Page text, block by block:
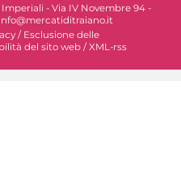
- Via IV Novembre 94 -
info@mercatiditraiano.it
/ Esclusione delle
del sito web /XML-rss